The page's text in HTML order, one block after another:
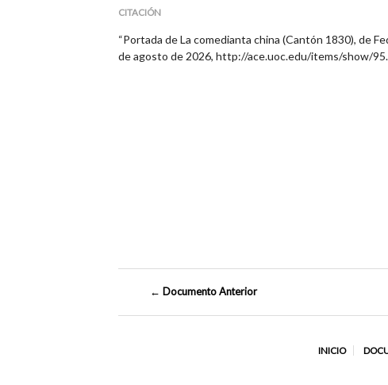
CITACIÓN
“Portada de La comedianta china (Cantón 1830), de
de agosto de 2026,http://ace.uoc.edu/items/show/95.
← Documento Anterior
INICIO